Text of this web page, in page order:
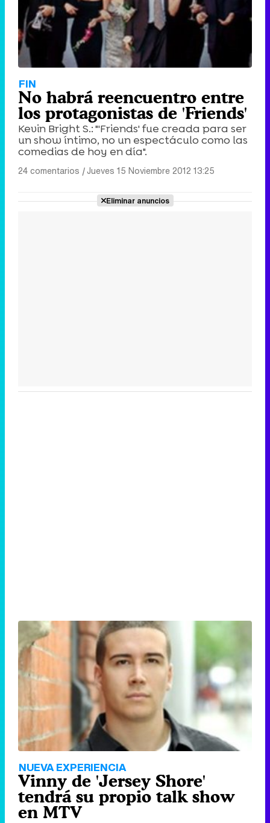
FIN
No habrá reencuentro entre
los protagonistas de 'Friends'
Kevin Bright S.: "'Friends' fue creada para ser
un show íntimo, no un espectáculo como las
comedias de hoy en día".
24 comentarios |Jueves 15 Noviembre 2012 13:25
Eliminar anuncios
NUEVA EXPERIENCIA
Vinny de 'Jersey Shore'
tendrá su propio talk show
en MTV